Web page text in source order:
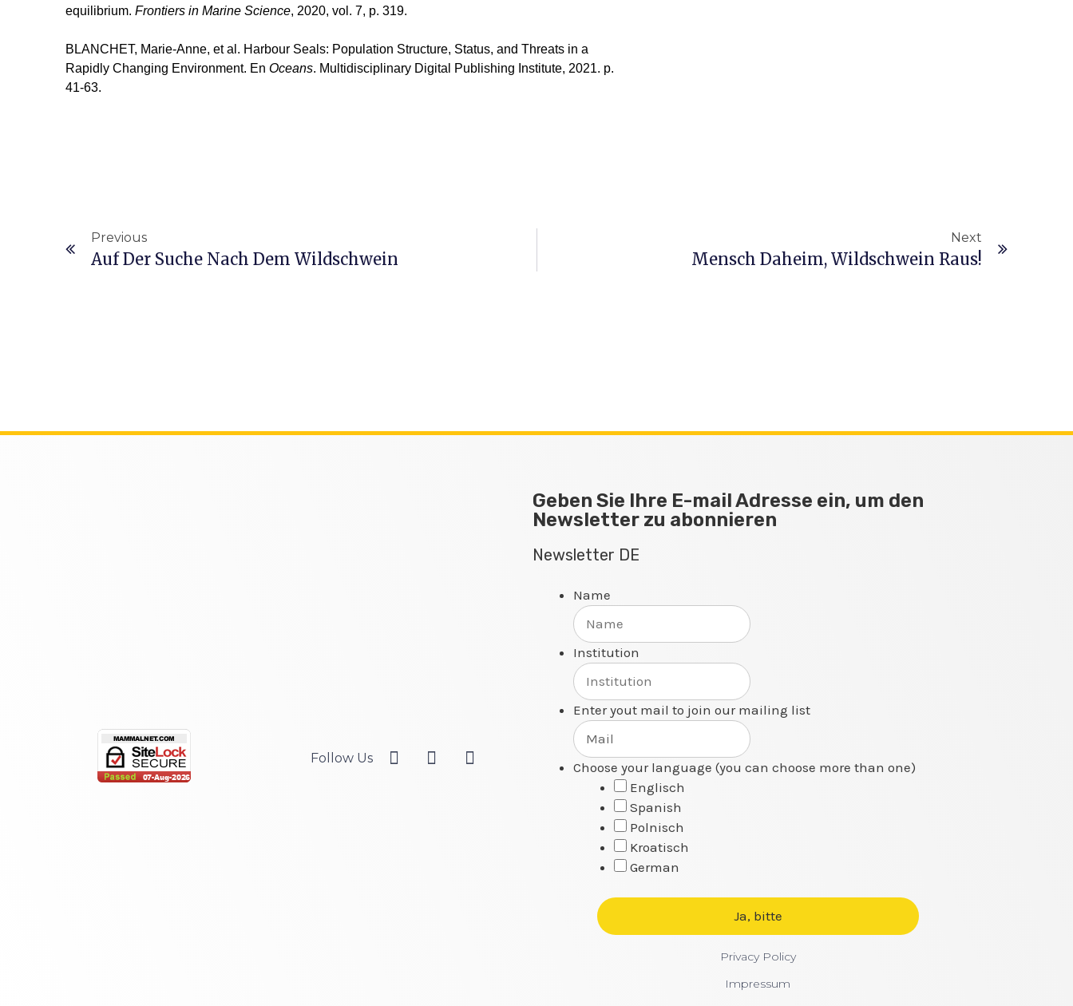
equilibrium. Frontiers in Marine Science, 2020, vol. 7, p. 319.
BLANCHET, Marie-Anne, et al. Harbour Seals: Population Structure, Status, and Threats in a
Rapidly Changing Environment. En Oceans. Multidisciplinary Digital Publishing Institute, 2021. p.
41-63.
Previous
Auf Der Suche Nach Dem Wildschwein
Next
Mensch Daheim, Wildschwein Raus!
Follow Us
Geben Sie Ihre E-mail Adresse ein, um den
Newsletter zu abonnieren
Newsletter DE
Name
Institution
Enter yout mail to join our mailing list
Choose your language (you can choose more than one)
Englisch
Spanish
Polnisch
Kroatisch
German
Privacy Policy
Impressum